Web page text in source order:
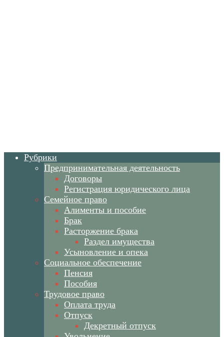
Рубрики
Предпринимательная деятельность
Договоры
Регистрация юридического лица
Семейное право
Алименты и пособие
Брак
Расторжение брака
Раздел имущества
Усыновление и опека
Социальное обеспечение
Пенсия
Пособия
Трудовое право
Оплата труда
Отпуск
Декретный отпуск